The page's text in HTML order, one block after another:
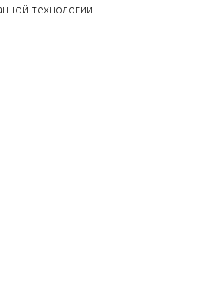
технологии